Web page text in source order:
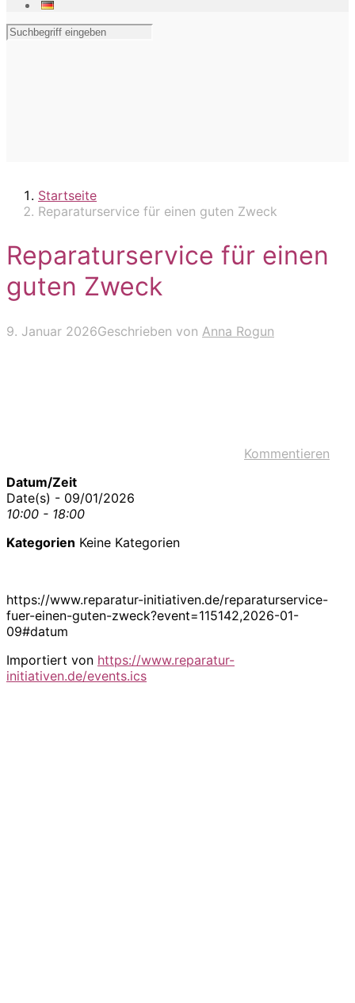
Startseite
Reparaturservice für einen guten Zweck
Reparaturservice für einen
guten Zweck
9. Januar 2026Geschrieben von Anna Rogun
Kommentieren
Datum/Zeit
Date(s) - 09/01/2026
10:00 - 18:00
Kategorien Keine Kategorien
https://www.reparatur-initiativen.de/reparaturservice-
fuer-einen-guten-zweck?event=115142,2026-01-
09#datum
Importiert von https://www.reparatur-
initiativen.de/events.ics